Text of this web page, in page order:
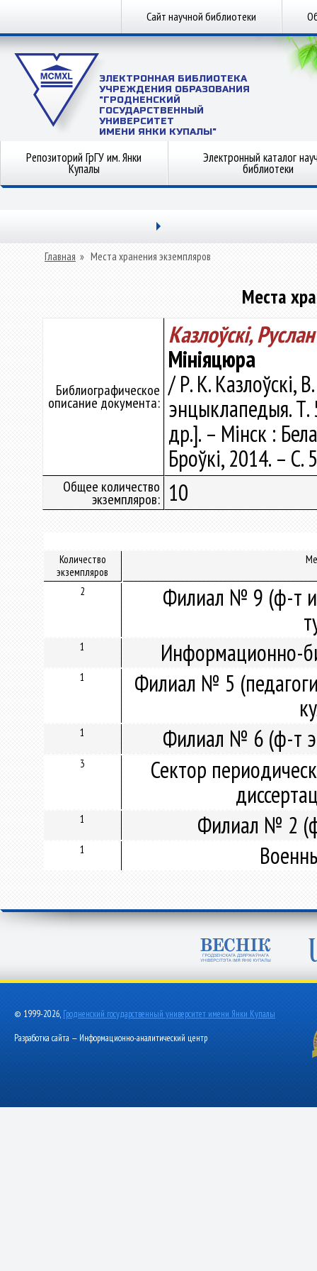
Сайт научной библиотеки
ЭЛЕКТРОННАЯ БИБЛИОТЕКА
УЧРЕЖДЕНИЯ ОБРАЗОВАНИЯ
"ГРОДНЕНСКИЙ
ГОСУДАРСТВЕННЫЙ
УНИВЕРСИТЕТ
ИМЕНИ ЯНКИ КУПАЛЫ"
Репозиторий ГрГУ им. Янки
Купалы
Электронный каталог
библиотеки
Главная » Места хранения экземпляров
Места
Библиографическое
описание документа:
Казлоўскі,
Мініяцюра
/ Р. К. Казлоўскі,
энцыклапедыя. Т.
др.]. – Мінск :
Броўкі, 2014. –
Общее количество
экземпляров: 10
Количество
экземпляров
2
Филиал № 9 (ф-т
1 Информационно-
1
Филиал № 5
1 Филиал № 6 (ф-т
3
Сектор
1 Филиал № 2
1
© 1999-2026, Гродненский государственный университет имени Янки Купалы
Разработка сайта — Информационно-аналитический центр